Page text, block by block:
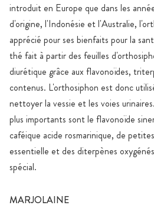
introduit en Europe que dans les
d'origine, l'Indonésie et l'Australie,
apprécié pour ses bienfaits pour la
thé fait à partir des feuilles
diurétique grâce aux flavonoïdes,
contenus. L'orthosiphon est donc
nettoyer la vessie et les voies
plus importants sont le flavonoïde
caféique acide rosmarinique, de
essentielle et des diterpènes
spécial.
MARJOLAINE